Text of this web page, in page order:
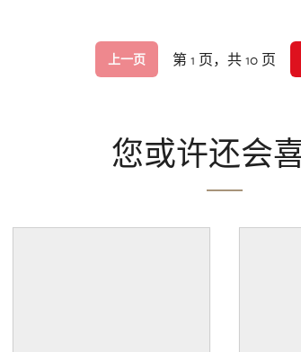
上一页 第 1 页，共 10 页
您或许还会